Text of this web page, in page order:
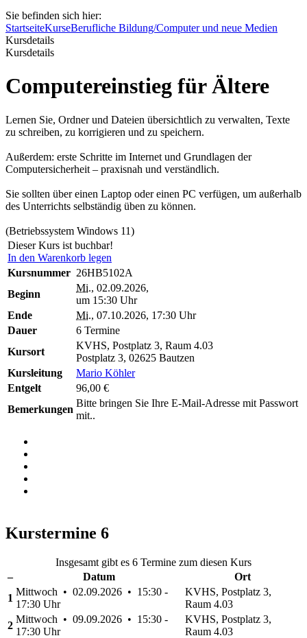
Sie befinden sich hier:
StartseiteKurseBerufliche Bildung/Computer und neue Medien
Kursdetails
Kursdetails
Computereinstieg für Ältere
Lernen Sie, Ordner und Dateien übersichtlich zu verwalten, Texte
zu schreiben, zu korrigieren und zu speichern.
Außerdem: erste Schritte im Internet und Grundlagen der
Computersicherheit – praxisnah und verständlich.
Sie sollten über einen Laptop oder einen PC verfügen, um außerhalb
des Unterrichts selbständig üben zu können.
(Betriebssystem Windows 11)
Dieser Kurs ist buchbar!
In den Warenkorb legen
Kursnummer 26HB5102A
Beginn
Mi., 02.09.2026,
um 15:30 Uhr
Ende
Mi., 07.10.2026, 17:30 Uhr
Dauer
6 Termine
Kursort
KVHS, Postplatz 3, Raum 4.03
Postplatz 3, 02625 Bautzen
Kursleitung
Mario Köhler
Entgelt
96,00 €
Bemerkungen
Bitte bringen Sie Ihre E-Mail-Adresse mit Passwort
mit..
Kurstermine 6
Insgesamt gibt es 6 Termine zum diesen Kurs
–
Datum
Ort
1
Mittwoch • 02.09.2026 • 15:30 -
17:30 Uhr
KVHS, Postplatz 3,
Raum 4.03
2
Mittwoch • 09.09.2026 • 15:30 -
17:30 Uhr
KVHS, Postplatz 3,
Raum 4.03